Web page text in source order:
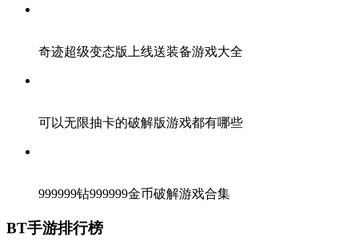
奇迹超级变态版上线送装备游戏大全
可以无限抽卡的破解版游戏都有哪些
999999钻999999金币破解游戏合集
BT手游排行榜